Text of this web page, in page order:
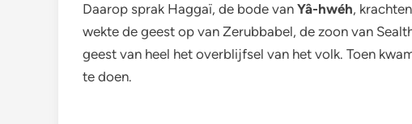
Daarop sprak Haggaï, de bode van Yâ-hwéh,
wekte de geest op van Zerubbabel, de zoon van
geest van heel het overblijfsel van het volk. Toen
te doen.